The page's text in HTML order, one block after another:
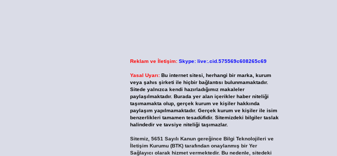
Reklam ve İletişim: Skype: live:.cid.575569c608265c69
Yasal Uyarı: Bu internet sitesi, herhangi bir marka, kurum
veya şahıs şirketi ile hiçbir bağlantısı bulunmamaktadır.
Sitede yalnızca kendi hazırladığımız makaleler
paylaşılmaktadır. Burada yer alan içerikler haber niteliği
taşımamakta olup, gerçek kurum ve kişiler hakkında
paylaşım yapılmamaktadır. Gerçek kurum ve kişiler ile isim
benzerlikleri tamamen tesadüfidir. Sitemizdeki bilgiler taslak
halindedir ve tavsiye niteliği taşımazlar.
Sitemiz, 5651 Sayılı Kanun gereğince Bilgi Teknolojileri ve
İletişim Kurumu (BTK) tarafından onaylanmış bir Yer
Sağlayıcı olarak hizmet vermektedir. Bu nedenle, sitedeki